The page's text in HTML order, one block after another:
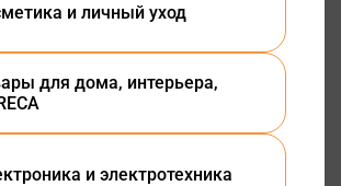
и личный уход
для дома, интерьера,
и электротехника